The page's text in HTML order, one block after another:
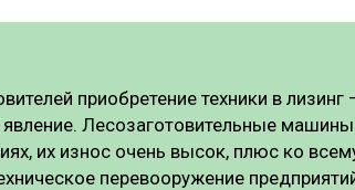
приобретение техники в
явление. Лесозаготовительные
их износ очень высок, плюс ко
перевооружение